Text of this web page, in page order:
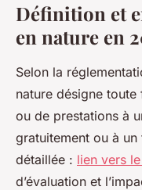
Définition et
en nature en
Selon la
nature désigne
ou de prestations à
gratuitement ou à
détaillée : lien vers
d’évaluation et